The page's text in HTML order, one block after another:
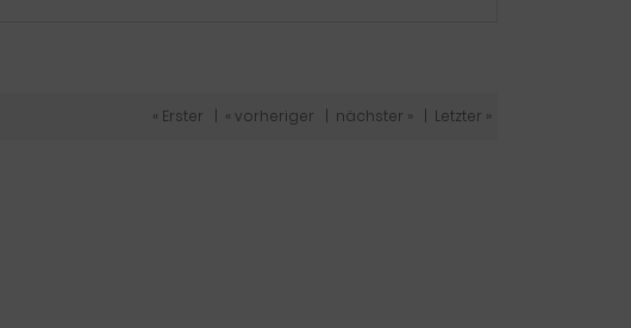
« Erster « vorheriger nächster » Letzter »